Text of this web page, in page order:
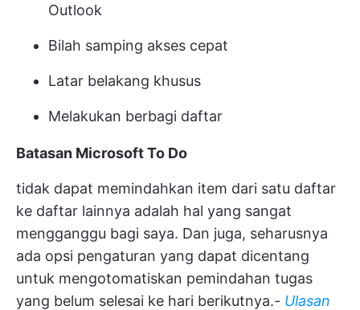
Outlook
Bilah samping akses cepat
Latar belakang khusus
Melakukan berbagi daftar
Batasan Microsoft To Do
tidak dapat memindahkan item dari satu daftar
ke daftar lainnya adalah hal yang sangat
mengganggu bagi saya. Dan juga, seharusnya
ada opsi pengaturan yang dapat dicentang
untuk mengotomatiskan pemindahan tugas
yang belum selesai ke hari berikutnya.- Ulasan